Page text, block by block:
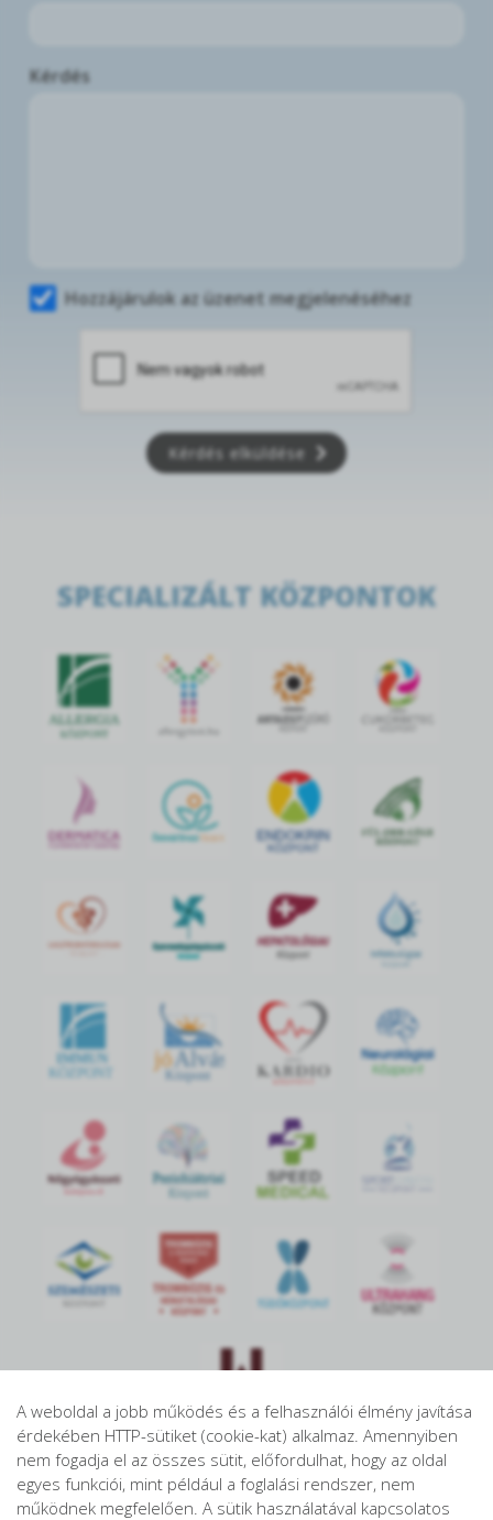
Kérdés
Hozzájárulok az üzenet megjelenéséhez
Kérdés elküldése
SPECIALIZÁLT KÖZPONTOK
IMMUN
KÖZPONT
jó Alvás
Központ
A weboldal a jobb működés és a felhasználói élmény javítása
érdekében HTTP-sütiket (cookie-kat) alkalmaz. Amennyiben
nem fogadja el az összes sütit, előfordulhat, hogy az oldal
egyes funkciói, mint például a foglalási rendszer, nem
működnek megfelelően. A sütik használatával kapcsolatos